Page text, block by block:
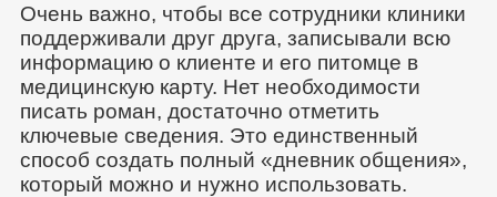
Очень важно, чтобы все сотрудники клиники
поддерживали друг друга, записывали всю
информацию о клиенте и его питомце в
медицинскую карту. Нет необходимости
писать роман, достаточно отметить
ключевые сведения. Это единственный
способ создать полный «дневник общения»,
который можно и нужно использовать.